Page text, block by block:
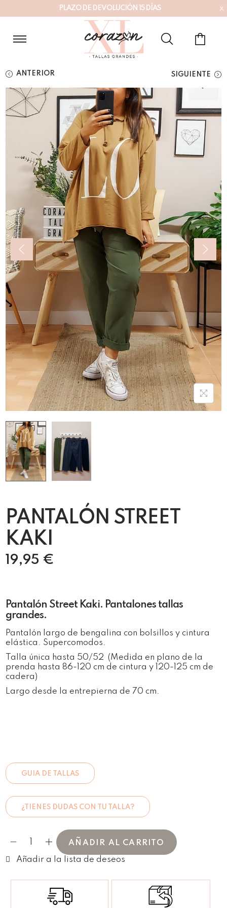
PLAZO DE DEVOLUCI ÓN 5 DÍ AS x
ANTERIOR SIGUIENTE
PANTALÓN STREET
KAKI
19,95 €
Pantalón Street Kaki. Pantalones tallas
grandes.
Pantalón largo de bengalina con bolsillos y cintura
elástica. Supercomodos.
Talla única hasta 50/52 (Medida en plano de la
prenda hasta 86-120 cm de cintura y 120-125 cm de
cadera)
Largo desde la entrepierna de 70 cm.
GUIA DE TALLAS
¿TIENES DUDAS CON TU TALLA?
AÑADIR AL CARRITO